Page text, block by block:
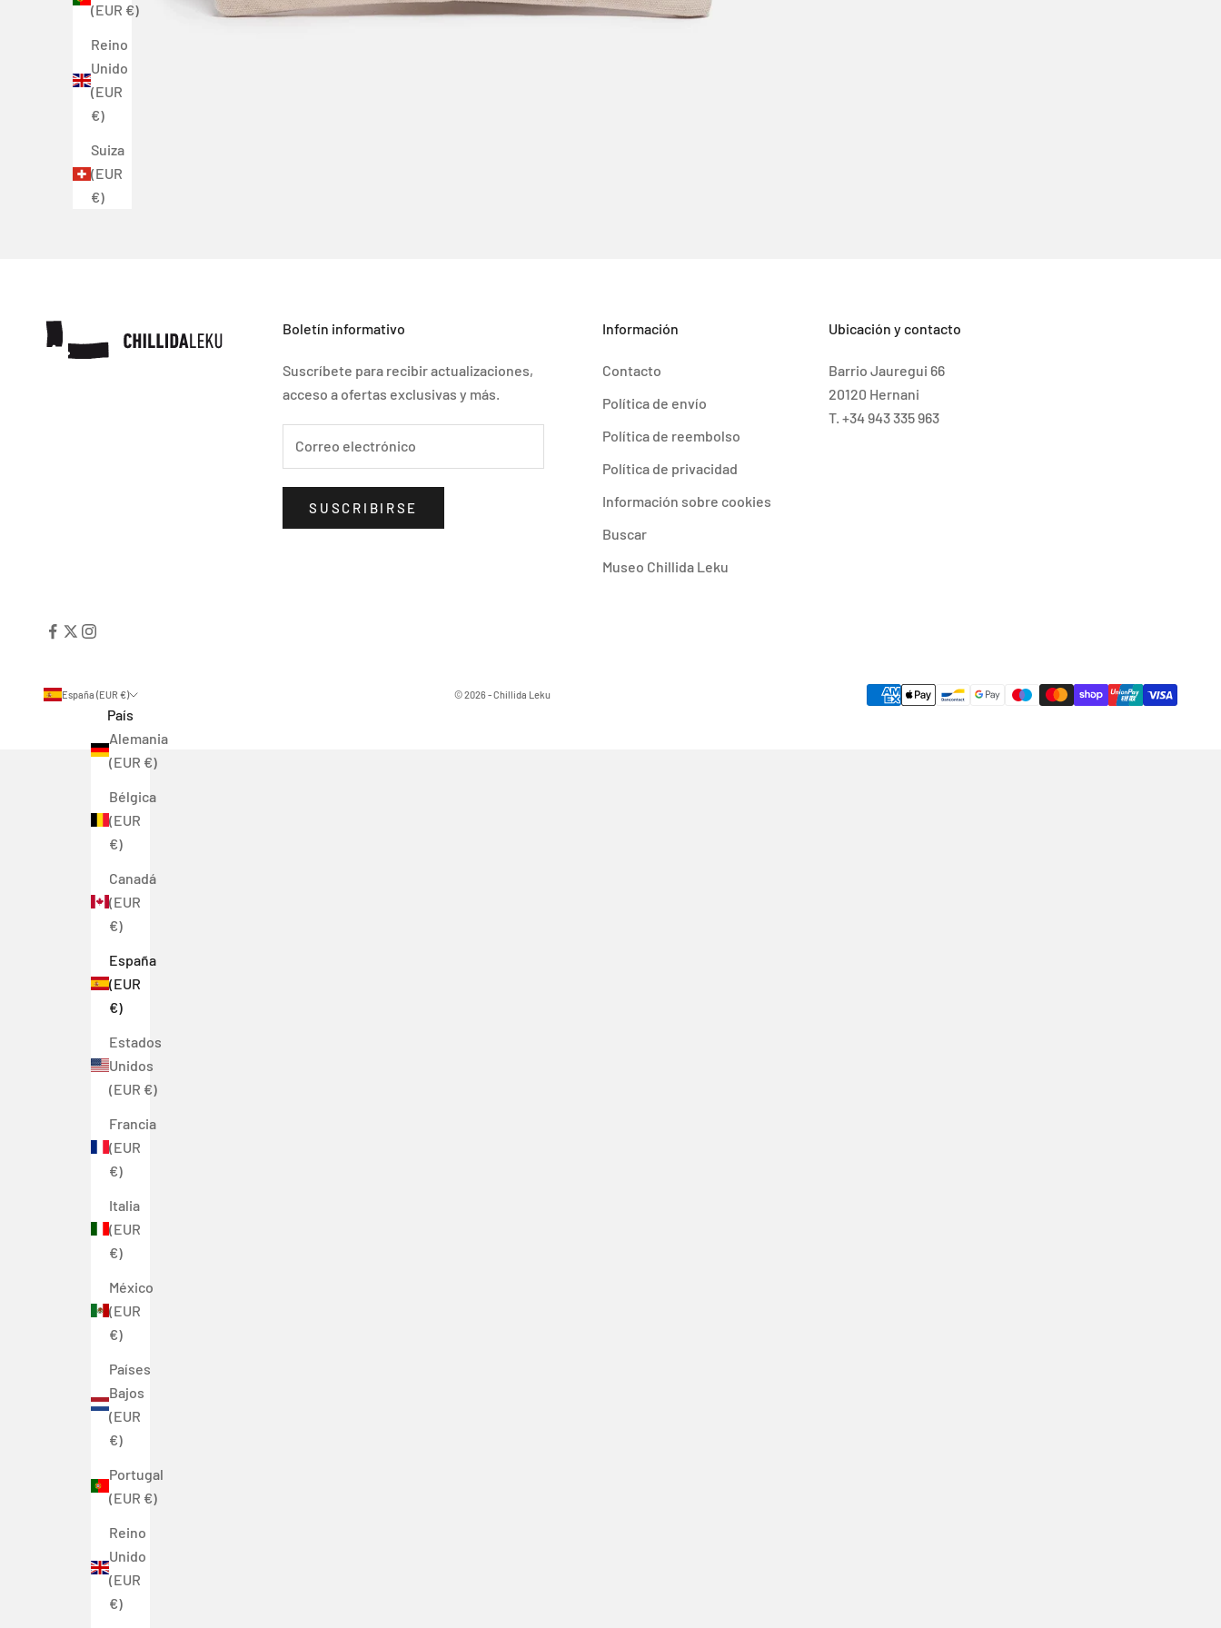
(EUR €)
Reino
Unido
(EUR
€)
Suiza
(EUR
€)
Boletín informativo
Suscríbete para recibir actualizaciones,
acceso a ofertas exclusivas y más.
SUSCRIBIRSE
Información
Contacto
Política de envío
Política de reembolso
Política de privacidad
Información sobre cookies
Buscar
Museo Chillida Leku
Ubicación y contacto
Barrio Jauregui 66
20120 Hernani
T. +34 943 335 963
España (EUR €)
País
Alemania
(EUR €)
Bélgica
(EUR
€)
Canadá
(EUR
€)
España
(EUR
€)
Estados
Unidos
(EUR €)
Francia
(EUR
€)
Italia
(EUR
€)
México
(EUR
€)
Países
Bajos
(EUR
€)
Portugal
(EUR €)
Reino
Unido
(EUR
€)
© 2026 - Chillida Leku